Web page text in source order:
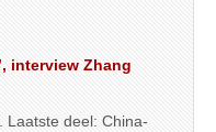
interview Zhang
Laatste deel: China-